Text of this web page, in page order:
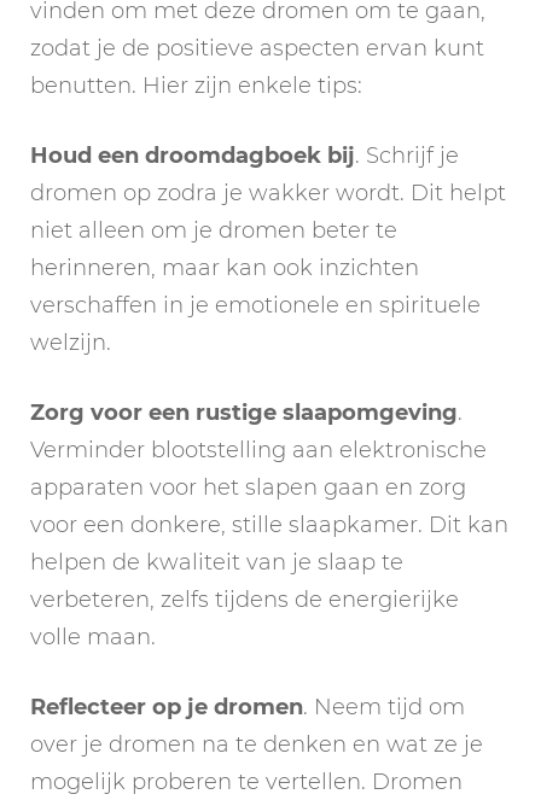
vinden om met deze dromen om te gaan,
zodat je de positieve aspecten ervan kunt
benutten. Hier zijn enkele tips:
Houd een droomdagboek bij. Schrijf je
dromen op zodra je wakker wordt. Dit helpt
niet alleen om je dromen beter te
herinneren, maar kan ook inzichten
verschaffen in je emotionele en spirituele
welzijn.
Zorg voor een rustige slaapomgeving.
Verminder blootstelling aan elektronische
apparaten voor het slapen gaan en zorg
voor een donkere, stille slaapkamer. Dit kan
helpen de kwaliteit van je slaap te
verbeteren, zelfs tijdens de energierijke
volle maan.
Reflecteer op je dromen. Neem tijd om
over je dromen na te denken en wat ze je
mogelijk proberen te vertellen. Dromen